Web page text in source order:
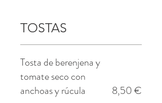
TOSTAS
Tosta de berenjena y
tomate seco con
anchoas y rúcula
8,50 €